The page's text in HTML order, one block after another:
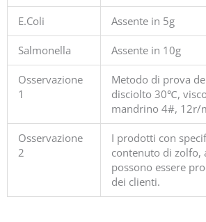
E.Coli Assente in 5g
Salmonella Assente in 10g
Osservazione
1
Metodo di prova
disciolto 30℃,
mandrino 4#, 12r/
Osservazione
2
I prodotti con
contenuto di zolfo,
possono essere
dei clienti.